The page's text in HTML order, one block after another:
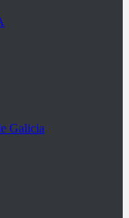
Galicia